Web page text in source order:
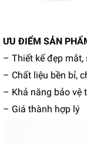
ƯU ĐIỂM SẢN
– Thiết kế đẹp mắt,
– Chất liệu bền bỉ,
– Khả năng bảo vệ
– Giá thành hợp lý